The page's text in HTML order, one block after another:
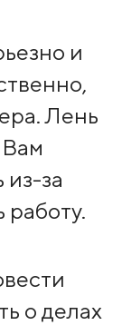
и
Лень
за
работу.
о делах